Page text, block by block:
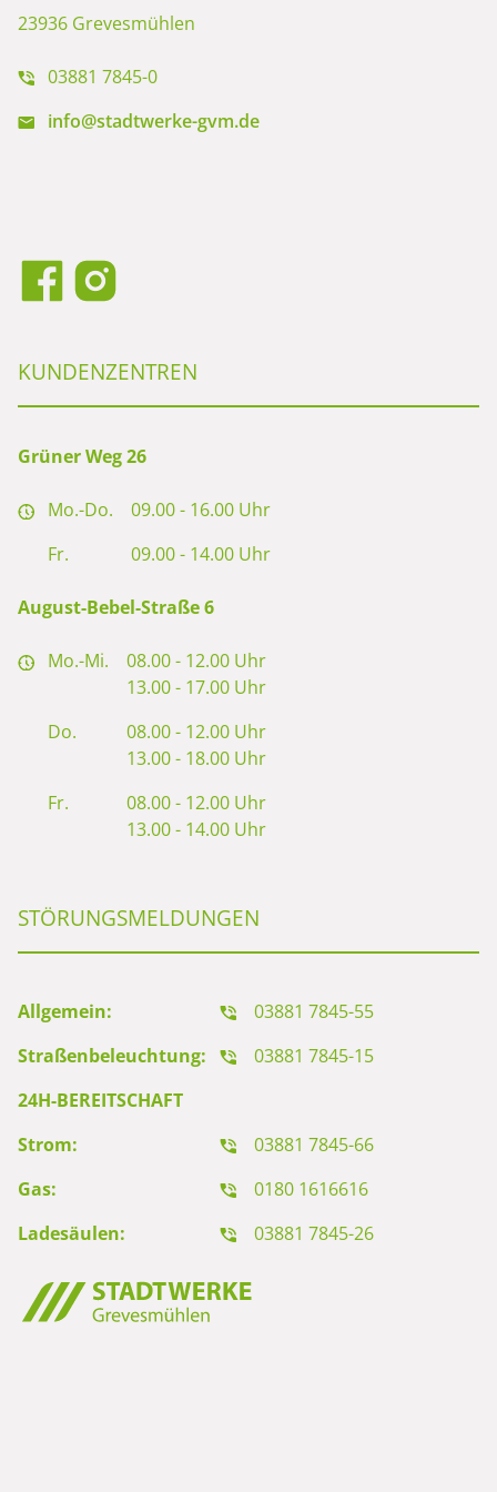
23936 Grevesmühlen
03881 7845-0
info@stadtwerke-gvm.de
KUNDENZENTREN
Grüner Weg 26
Mo.-Do. 09.00 - 16.00 Uhr
Fr.
09.00 - 14.00 Uhr
August-Bebel-Straße 6
Mo.-Mi. 08.00 - 12.00 Uhr
13.00 - 17.00 Uhr
Do.
08.00 - 12.00 Uhr
13.00 - 18.00 Uhr
Fr.
08.00 - 12.00 Uhr
13.00 - 14.00 Uhr
STÖRUNGSMELDUNGEN
Allgemein:
03881 7845-55
Straßenbeleuchtung:
03881 7845-15
24H-BEREITSCHAFT
Strom:
03881 7845-66
Gas:
0180 1616616
Ladesäulen:
03881 7845-26